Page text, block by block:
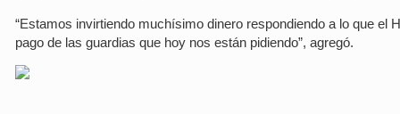
“Estamos invirtiendo muchísimo dinero respondiendo a lo que
pago de las guardias que hoy nos están pidiendo”, agregó.